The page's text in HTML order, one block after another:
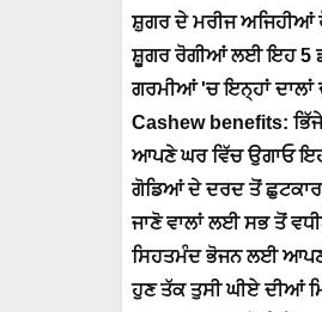
ਸ਼ੁਗਰ ਦੇ ਮਰੀਜ ਅਜਿਹੀਆਂ
ਸ਼ੂਗਰ ਰੋਗੀਆਂ ਲਈ ਇਹ 5
ਗਰਮੀਆਂ 'ਚ ਇਨ੍ਹਾਂ ਦਾਲਾਂ
Cashew benefits:
ਆਪਣੇ ਘਰ ਵਿੱਚ ਉਗਾਓ ਇਹ
ਗੋਡਿਆਂ ਦੇ ਦਰਦ ਤੋਂ
ਜਾਣੋ ਵਾਲਾਂ ਲਈ ਸਭ ਤੋਂ
ਸਿਹਤਮੰਦ ਭੋਜਨ ਲਈ
ਹੁਣ ਤੱਕ ਤੁਸੀ ਘੀਏ ਦੀਆਂ